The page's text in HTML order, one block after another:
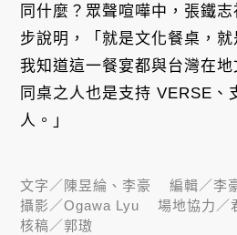
同什麼？眾聲喧嘩中，張鐵
步說明，「就是文化餐桌，就
我知道這一餐宴都與台灣在
同桌之人也是支持 VERSE、
人。」
文字／ 陳昱綸、李豪 編輯／李
攝影／Ogawa Lyu 場地協力／
核稿／郭璈